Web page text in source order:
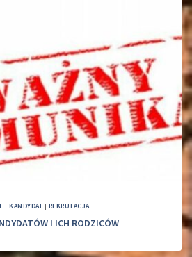
|KANDYDAT | REKRUTACJA
I ICH RODZICÓW